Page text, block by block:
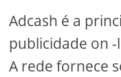
Adcash é a
publicidade on
A rede fornece